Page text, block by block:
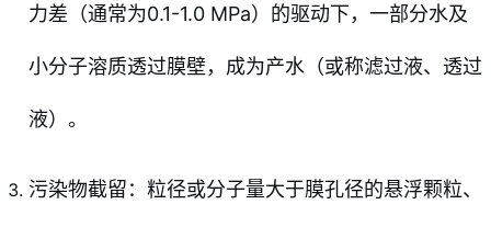
力差（通常为0.1-1.0 MPa）的驱动下，一部分水及
小分子溶质透过膜壁，成为产水（或称滤过液、透过
液）。
污染物截留：粒径或分子量大于膜孔径的悬浮颗粒、